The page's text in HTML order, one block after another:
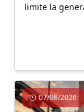
limite la
en
07/08/2026